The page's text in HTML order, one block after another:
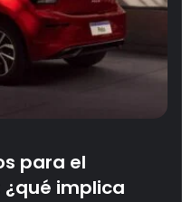
para el
¿qué implica